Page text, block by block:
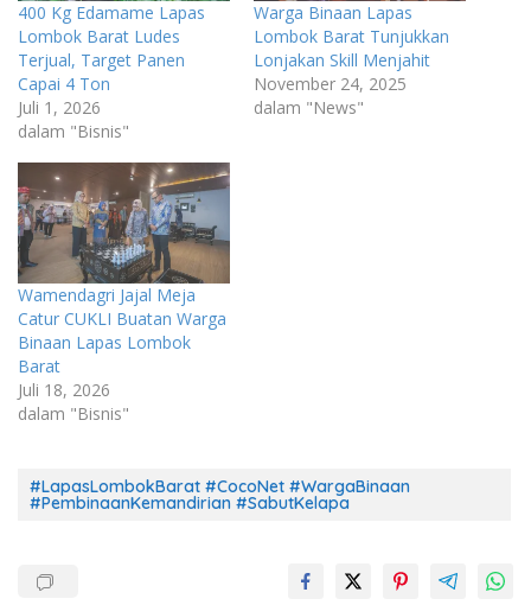
400 Kg Edamame Lapas
Lombok Barat Ludes
Terjual, Target Panen
Capai 4 Ton
Juli 1, 2026
dalam "Bisnis"
Warga Binaan Lapas
Lombok Barat Tunjukkan
Lonjakan Skill Menjahit
November 24, 2025
dalam "News"
Wamendagri Jajal Meja
Catur CUKLI Buatan Warga
Binaan Lapas Lombok
Barat
Juli 18, 2026
dalam "Bisnis"
#LapasLombokBarat #CocoNet #WargaBinaan
#PembinaanKemandirian #SabutKelapa